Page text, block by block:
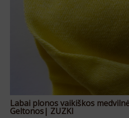
Labai plonos vaikiškos
Geltonos| ZUZKI